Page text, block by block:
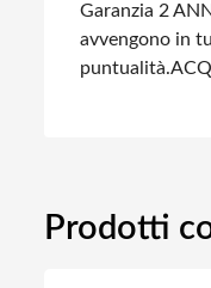
Garanzia 2
avvengono in
puntualità.
Prodotti